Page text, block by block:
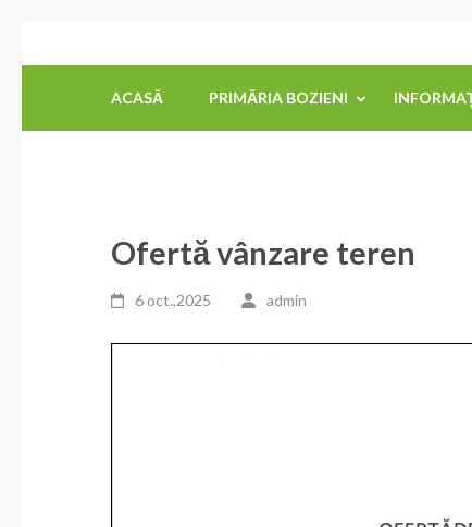
la
Primăria Comunei Bozieni
ACASĂ PRIMĂRIA BOZIENI
Ofertă vânzare teren
6 oct.,2025 admin